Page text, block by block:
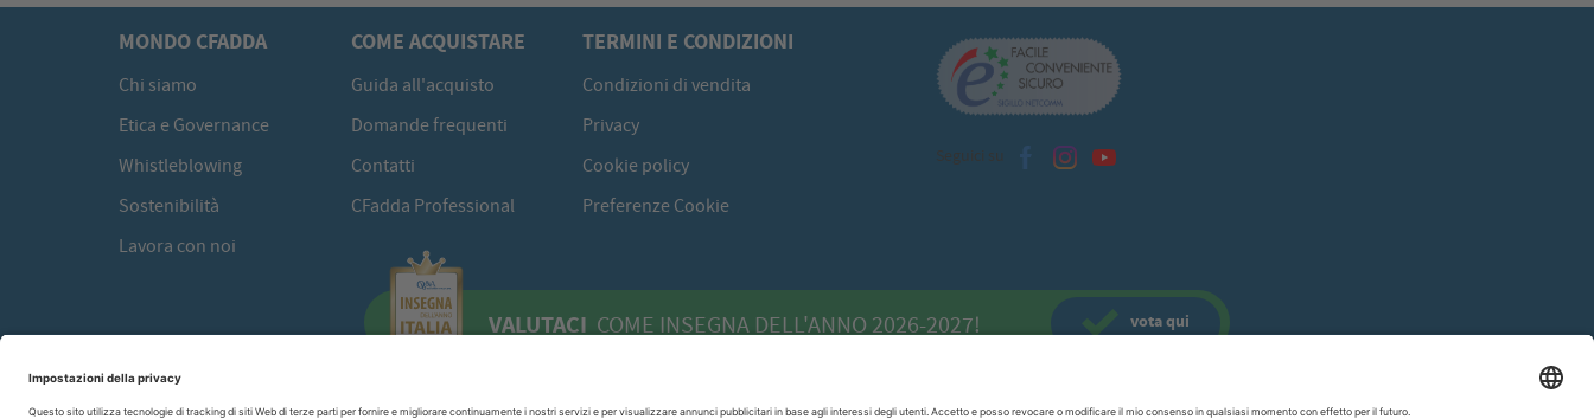
MONDO CFADDA
Chi siamo
Etica e Governance
Whistleblowing
Sostenibilità
Lavora con noi
COME ACQUISTARE
Guida all'acquisto
Domande frequenti
Contatti
CFadda Professional
TERMINI E CONDIZIONI
Condizioni di vendita
Privacy
Cookie policy
Preferenze Cookie
Seguici su
VALUTACI COME INSEGNA DELL'ANNO 2026-2027! votaqui
CFadda SRLa socio unico -Copyright© 2026 Via Calamattia, 23 - 09134 Cagliari (CA)070/520422P.I. 00613980929